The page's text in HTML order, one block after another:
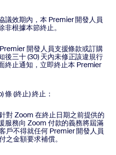
議效期內，本 Premier 開發人員
根據本節終止。
開發人員支援條款或訂購
後三十 (30) 天內未修正該違規行
終止通知，立即終止本 Premier
條 (終止) 終止：
對 Zoom 在終止日期之前提供的
服務向 Zoom 付款的義務將屆滿
戶不得就任何 Premier 開發人員
之金額要求補償。